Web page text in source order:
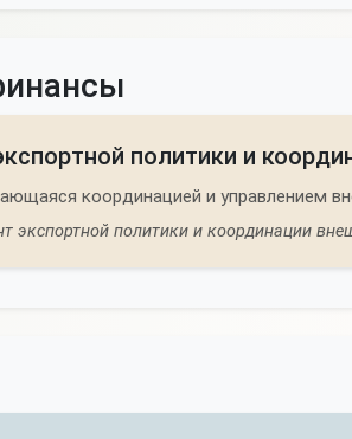
политики и
координацией и управлением
экспортной политики и координации